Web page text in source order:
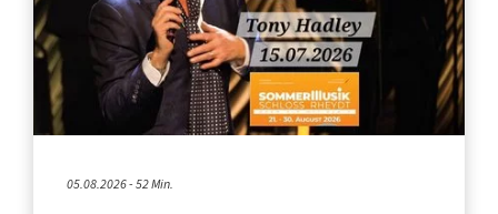
05.08.2026 - 52 Min.